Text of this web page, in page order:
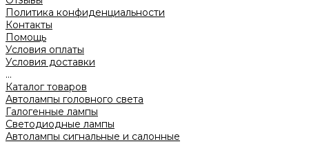
Политика конфиденциальности
Контакты
Помощь
Условия оплаты
Условия доставки
...
Каталог товаров
Автолампы головного света
Галогенные лампы
Светодиодные лампы
Автолампы сигнальные и салонные